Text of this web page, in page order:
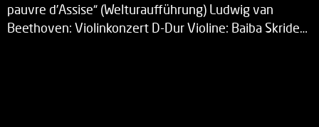
pauvre d’Assise“ (Welturaufführung) Ludwig van
Beethoven: Violinkonzert D-Dur Violine: Baiba Skride…